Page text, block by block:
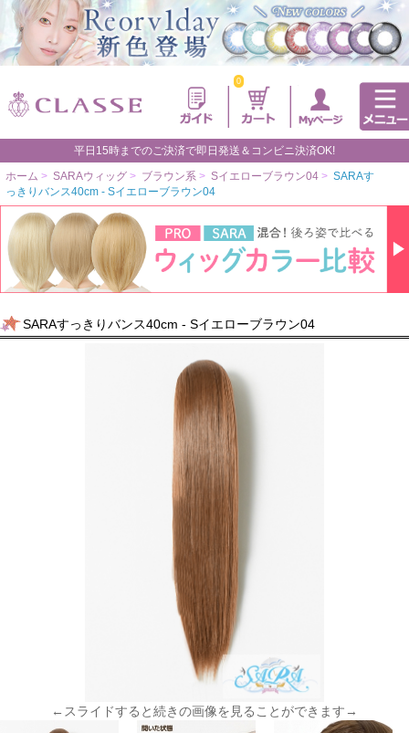
0
平日15時までのご決済で即日発送＆コンビニ決済OK!
ホーム > SARAウィッグ > ブラウン系 > Sイエローブラウン04 > SARAす
っきりバンス40cm - Sイエローブラウン04
SARAすっきりバンス40cm - Sイエローブラウン04
←スライドすると続きの画像を見ることができます→